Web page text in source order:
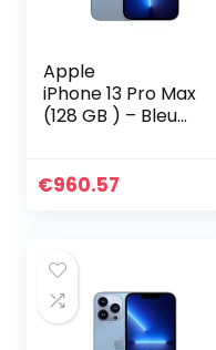
Apple
iPhone 13 Pro Max
(128 GB ) – Bleu
€960.57